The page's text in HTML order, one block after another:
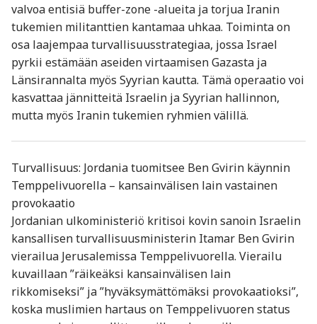
valvoa entisiä buffer-zone -alueita ja torjua Iranin
tukemien militanttien kantamaa uhkaa. Toiminta on
osa laajempaa turvallisuusstrategiaa, jossa Israel
pyrkii estämään aseiden virtaamisen Gazasta ja
Länsirannalta myös Syyrian kautta. Tämä operaatio voi
kasvattaa jännitteitä Israelin ja Syyrian hallinnon,
mutta myös Iranin tukemien ryhmien välillä.
Turvallisuus: Jordania tuomitsee Ben Gvirin käynnin
Temppelivuorella – kansainvälisen lain vastainen
provokaatio
Jordanian ulkoministeriö kritisoi kovin sanoin Israelin
kansallisen turvallisuusministerin Itamar Ben Gvirin
vierailua Jerusalemissa Temppelivuorella. Vierailu
kuvaillaan ”räikeäksi kansainvälisen lain
rikkomiseksi” ja ”hyväksymättömäksi provokaatioksi”,
koska muslimien hartaus on Temppelivuoren status